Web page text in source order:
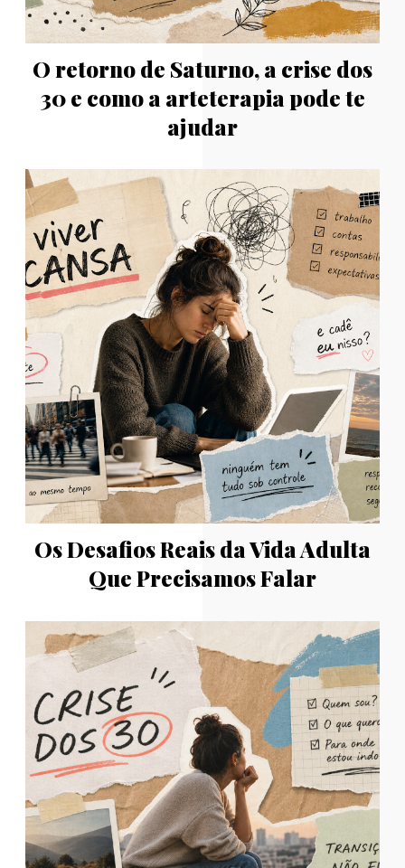
O retorno de Saturno, a crise dos
30 e como a arteterapia pode te
ajudar
Os Desafios Reais da Vida Adulta
Que Precisamos Falar